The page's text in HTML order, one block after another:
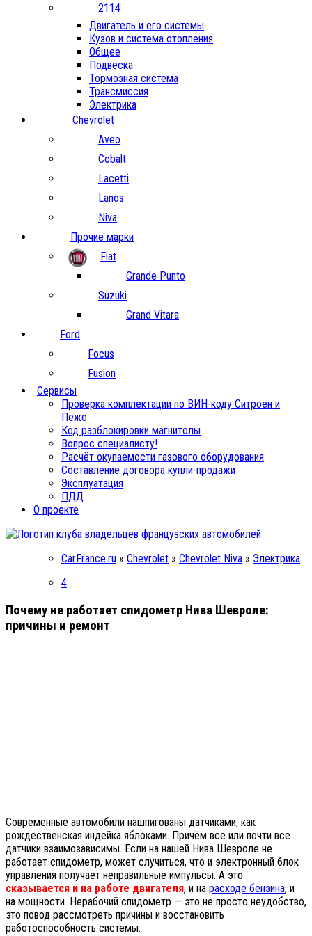
2114
Двигатель и его системы
Кузов и система отопления
Общее
Подвеска
Тормозная система
Трансмиссия
Электрика
Chevrolet
Aveo
Cobalt
Lacetti
Lanos
Niva
Прочие марки
Fiat
Grande Punto
Suzuki
Grand Vitara
Ford
Focus
Fusion
Сервисы
Проверка комплектации по ВИН-коду Ситроен и
Пежо
Код разблокировки магнитолы
Вопрос специалисту!
Расчёт окупаемости газового оборудования
Составление договора купли-продажи
Эксплуатация
ПДД
О проекте
CarFrance.ru » Chevrolet » Chevrolet Niva » Электрика
4
Почему не работает спидометр Нива Шевроле:
причины и ремонт
Современные автомобили нашпигованы датчиками, как
рождественская индейка яблоками. Причём все или почти все
датчики взаимозависимы. Если на нашей Нива Шевроле не
работает спидометр, может случиться, что и электронный блок
управления получает неправильные импульсы. А это
сказывается и на работе двигателя, и на расходе бензина, и
на мощности. Нерабочий спидометр — это не просто неудобство,
это повод рассмотреть причины и восстановить
работоспособность системы.